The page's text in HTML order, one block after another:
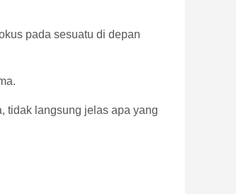
pada sesuatu di depan
tidak langsung jelas apa yang